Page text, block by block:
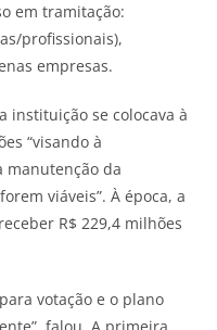
em tramitação:
profissionais),
empresas.
instituição se colocava à
“visando à
manutenção da
viáveis”. À época, a
R$ 229,4 milhões
votação e o plano